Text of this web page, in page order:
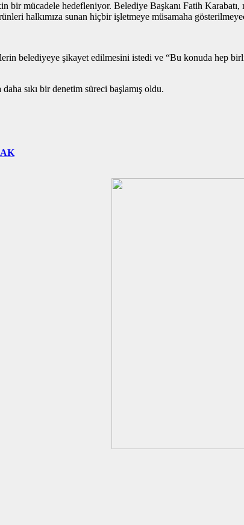
mücadele hedefleniyor. Belediye Başkanı Fatih Karabatı,
halkımıza sunan hiçbir işletmeye müsamaha
belediyeye şikayet edilmesini istedi ve “Bu konuda hep
sıkı bir denetim süreci başlamış oldu.